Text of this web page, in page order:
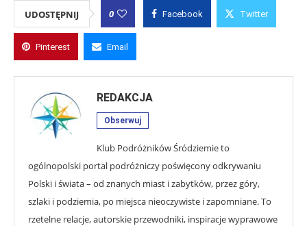
UDOSTĘPNIJ 0 Facebook Twitter
Pinterest Email
REDAKCJA
Obserwuj
Klub Podróżników Śródziemie to
ogólnopolski portal podróżniczy poświęcony odkrywaniu
Polski i świata – od znanych miast i zabytków, przez góry,
szlaki i podziemia, po miejsca nieoczywiste i zapomniane. To
rzetelne relacje, autorskie przewodniki, inspiracje wyprawowe